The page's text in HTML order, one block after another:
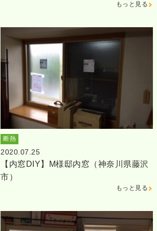
もっと見る
断熱
2020.07.25
【内窓DIY】M様邸内窓（神奈川県藤沢
市）
もっと見る